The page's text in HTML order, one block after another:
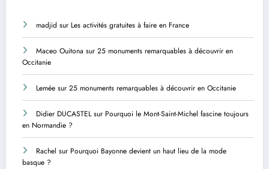
madjid sur Les activités gratuites à faire en France
Maceo Ouitona sur 25 monuments remarquables à découvrir en
Occitanie
Lemée sur 25 monuments remarquables à découvrir en Occitanie
Didier DUCASTELsur Pourquoi le Mont-Saint-Michel fascine toujours
en Normandie ?
Rachel sur Pourquoi Bayonne devient un haut lieu de la mode
basque ?